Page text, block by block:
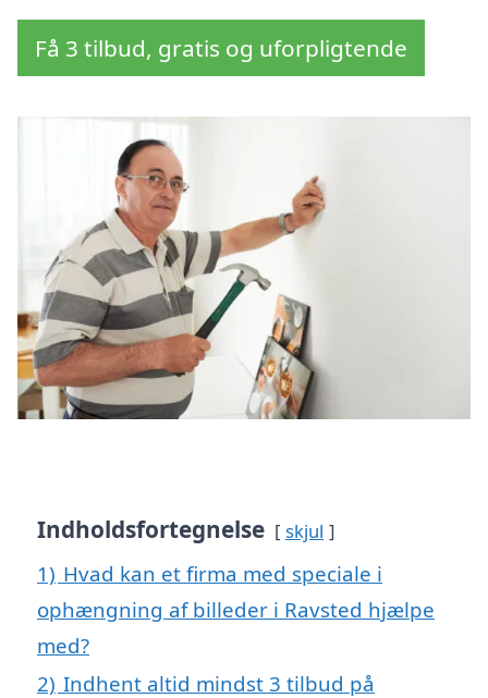
Få 3 tilbud, gratis og uforpligtende
Indholdsfortegnelse skjul
1) Hvad kan et firma med speciale i
ophængning af billeder i Ravsted hjælpe
med?
2) Indhent altid mindst 3 tilbud på